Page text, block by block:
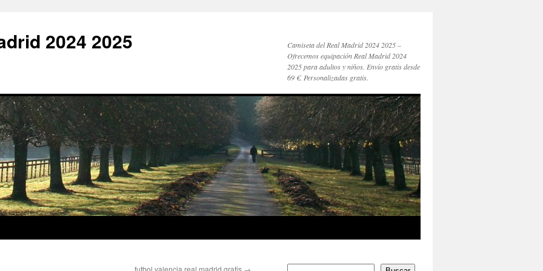
2024 2025
Camiseta del Real Madrid 2024 2025 –
Ofrecemos equipación Real Madrid 2024
2025 para adultos y niños. Envío gratis desde
69 €. Personalizadas gratis.
futbol valencia real madrid gratis →